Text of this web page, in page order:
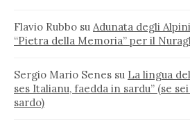
Flavio Rubbo su Adunata degli
“Pietra della Memoria” per il
Sergio Mario Senes su La lingua
ses Italianu, faedda in sardu” (se
sardo)